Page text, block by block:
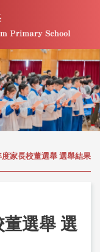
度家長校董選舉 選舉結果
董選舉 選